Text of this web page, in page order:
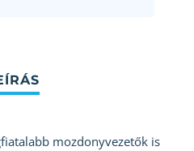
mozdonyvezetők is